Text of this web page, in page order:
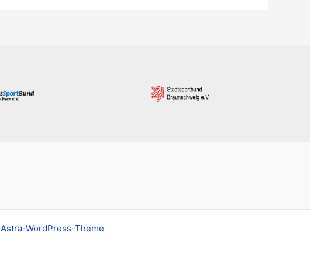
Astra-WordPress-Theme